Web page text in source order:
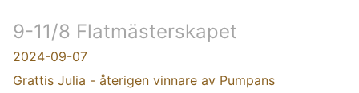
9-11/8 Flatmästerskapet
2024-09-07
Grattis Julia - återigen vinnare av Pumpans